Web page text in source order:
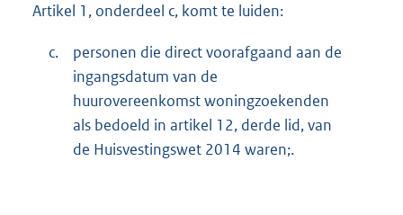
Artikel 1, onderdeel c, komt te luiden:
c.
personen die direct voorafgaand aan de
ingangsdatum van de
huurovereenkomst woningzoekenden
als bedoeld in artikel 12, derde lid, van
de Huisvestingswet 2014 waren;.